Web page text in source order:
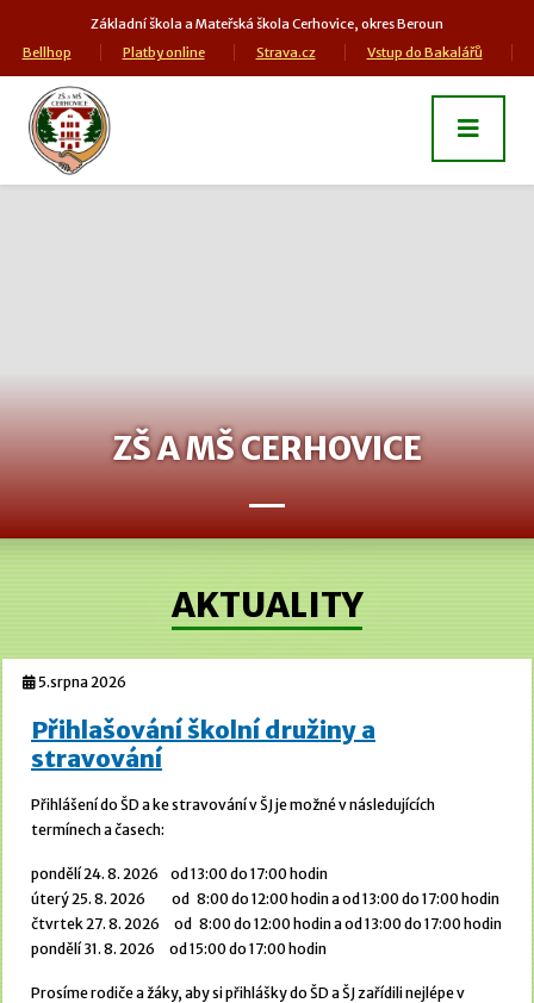
Základní škola a Mateřská škola Cerhovice, okres Beroun
Bellhop
Platby online Strava.cz Vstup do Bakalářů
ZŠ A MŠ CERHOVICE
AKTUALITY
5.srpna 2026
Přihlašování školní družiny a
stravování
Přihlášení do ŠD a ke stravování v ŠJ je možné v následujících
termínech a časech:
pondělí 24. 8. 2026 od 13:00 do 17:00 hodin
úterý 25. 8. 2026 od 8:00 do 12:00 hodin a od 13:00 do 17:00 hodin
čtvrtek 27. 8. 2026 od 8:00 do 12:00 hodin a od 13:00 do 17:00 hodin
pondělí 31. 8. 2026 od 15:00 do 17:00 hodin
Prosíme rodiče a žáky, aby si přihlášky do ŠD a ŠJ zařídili nejlépe v